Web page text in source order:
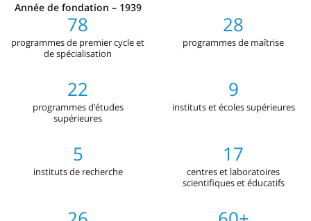
Année de fondation – 1939
78
programmes de premier cycle et
de spécialisation
28
programmes de maîtrise
22
programmes d'études
supérieures
9
instituts et écoles supérieures
5
instituts de recherche
17
centres et laboratoires
scientifiques et éducatifs